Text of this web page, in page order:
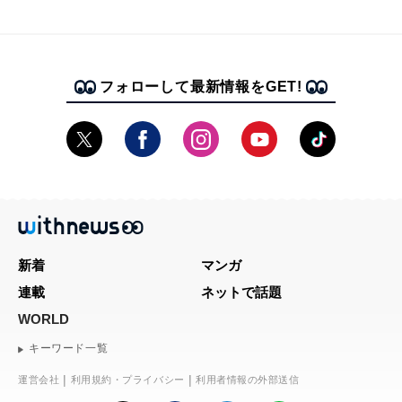
フォローして最新情報をGET!
新着
マンガ
連載
ネットで話題
WORLD
キーワード一覧
運営会社 利用規約・プライバシー 利用者情報の外部送信